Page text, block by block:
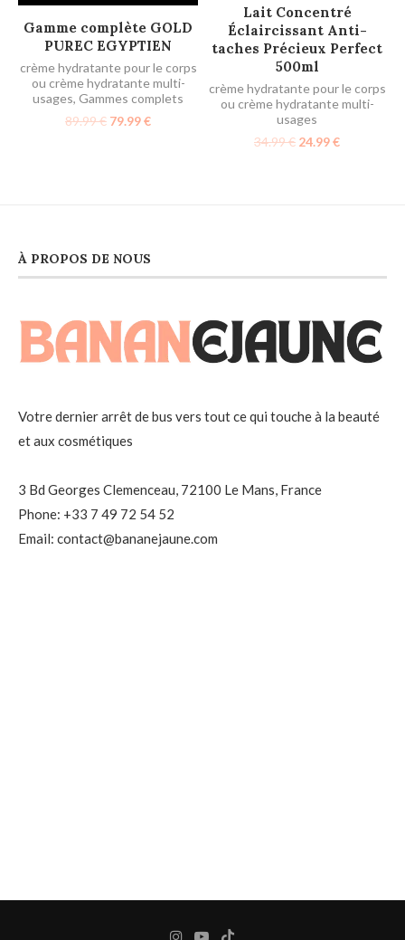
AJOUTER AU PANIER
Gamme complète GOLD
PUREC EGYPTIEN
crème hydratante pour le corps
ou crème hydratante multi-
usages, Gammes complets
89.99€ 79.99€
AJOUTER AU PANIER
Lait Concentré
Éclaircissant Anti-
taches Précieux Perfect
500ml
crème hydratante pour le corps
ou crème hydratante multi-
usages
34.99€ 24.99€
À PROPOS DE NOUS
Votre dernier arrêt de bus vers tout ce qui touche à la beauté
et aux cosmétiques
3 Bd Georges Clemenceau, 72100 Le Mans, France
Phone: +33 7 49 72 54 52
Email: contact@bananejaune.com